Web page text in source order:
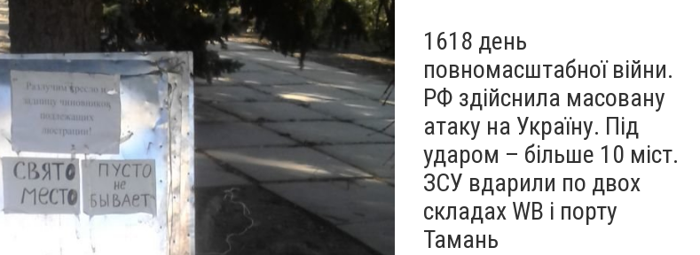
1618 день
повномасштабної війни.
РФ здійснила масовану
атаку на Україну. Під
ударом – більше 10 міст.
ЗСУ вдарили по двох
складах WB і порту
Тамань